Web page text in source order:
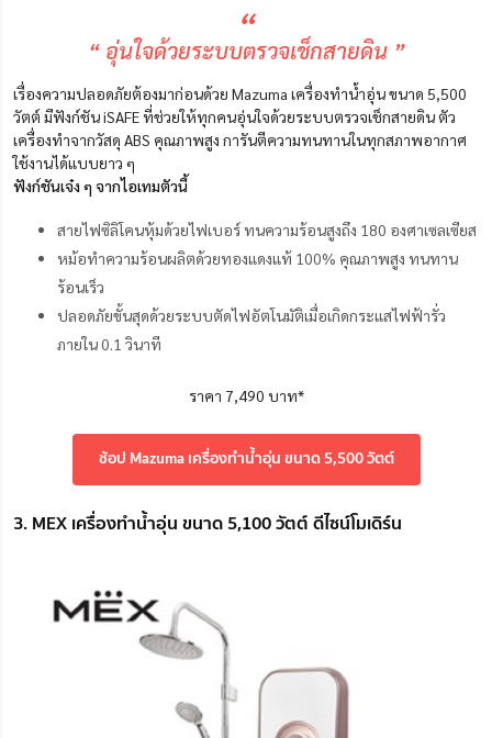
“
“ อุ่นใจด้วยระบบตรวจเช็กสายดิน ”
เรื่องความปลอดภัยต้องมาก่อนด้วย Mazuma เครื่องทำน้ำอุ่น ขนาด 5,500
วัตต์ มีฟังก์ชัน iSAFE ที่ช่วยให้ทุกคนอุ่นใจด้วยระบบตรวจเช็กสายดิน ตัว
เครื่องทำจากวัสดุ ABS คุณภาพสูง การันตีความทนทานในทุกสภาพอากาศ
ใช้งานได้แบบยาว ๆ
ฟังก์ชันเจ๋ง ๆ จากไอเทมตัวนี้
สายไฟซิลิโคนหุ้มด้วยไฟเบอร์ ทนความร้อนสูงถึง 180 องศาเซลเซียส
หม้อทำความร้อนผลิตด้วยทองแดงแท้ 100% คุณภาพสูง ทนทาน
ร้อนเร็ว
ปลอดภัยขั้นสุดด้วยระบบตัดไฟอัตโนมัติเมื่อเกิดกระแสไฟฟ้ารั่ว
ภายใน 0.1 วินาที
ราคา 7,490 บาท*
ช้อป Mazuma เครื่องทำน้ำอุ่น ขนาด 5,500 วัตต์
3. MEX เครื่องทำน้ำอุ่น ขนาด 5,100 วัตต์ ดีไซน์โมเดิร์น